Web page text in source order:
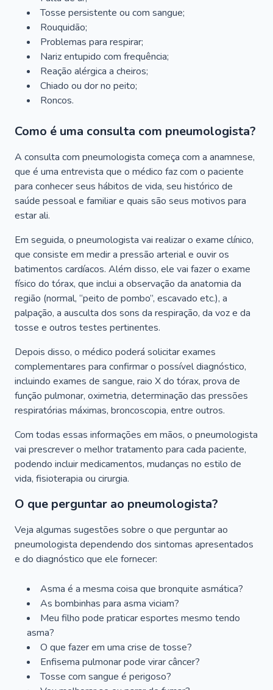
Tosse persistente ou com sangue;
Rouquidão;
Problemas para respirar;
Nariz entupido com frequência;
Reação alérgica a cheiros;
Chiado ou dor no peito;
Roncos.
Como é uma consulta com pneumologista?
A consulta com pneumologista começa com a anamnese,
que é uma entrevista que o médico faz com o paciente
para conhecer seus hábitos de vida, seu histórico de
saúde pessoal e familiar e quais são seus motivos para
estar ali.
Em seguida, o pneumologista vai realizar o exame clínico,
que consiste em medir a pressão arterial e ouvir os
batimentos cardíacos. Além disso, ele vai fazer o exame
físico do tórax, que inclui a observação da anatomia da
região (normal, “peito de pombo”, escavado etc.), a
palpação, a ausculta dos sons da respiração, da voz e da
tosse e outros testes pertinentes.
Depois disso, o médico poderá solicitar exames
complementares para confirmar o possível diagnóstico,
incluindo exames de sangue, raio X do tórax, prova de
função pulmonar, oximetria, determinação das pressões
respiratórias máximas, broncoscopia, entre outros.
Com todas essas informações em mãos, o pneumologista
vai prescrever o melhor tratamento para cada paciente,
podendo incluir medicamentos, mudanças no estilo de
vida, fisioterapia ou cirurgia.
O que perguntar ao pneumologista?
Veja algumas sugestões sobre o que perguntar ao
pneumologista dependendo dos sintomas apresentados
e do diagnóstico que ele fornecer:
Asma é a mesma coisa que bronquite asmática?
As bombinhas para asma viciam?
Meu filho pode praticar esportes mesmo tendo
asma?
O que fazer em uma crise de tosse?
Enfisema pulmonar pode virar câncer?
Tosse com sangue é perigoso?